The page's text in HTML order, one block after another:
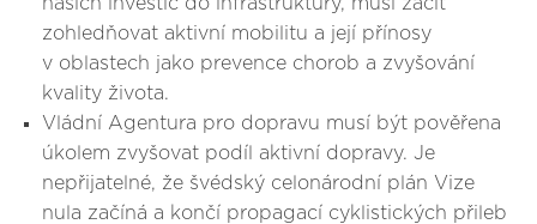
zohledňovat aktivní mobilitu a její přínosy
v oblastech jako prevence chorob a zvyšování
kvality života.
Vládní Agentura pro dopravu musí být pověřena
úkolem zvyšovat podíl aktivní dopravy. Je
nepřijatelné, že švédský celonárodní plán Vize
nula začíná a končí propagací cyklistických přileb